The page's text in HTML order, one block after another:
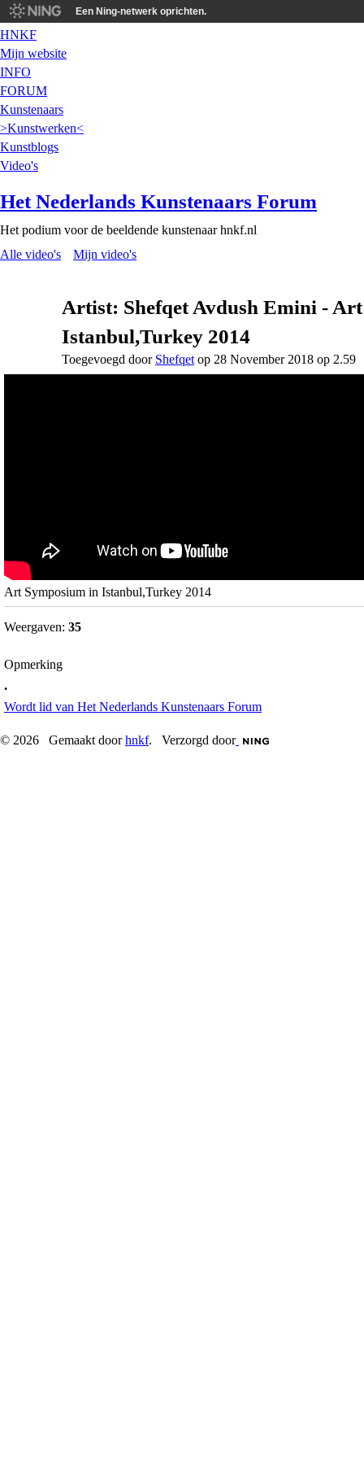
Een Ning-netwerk oprichten.
HNKF
Mijn website
INFO
FORUM
Kunstenaars
>Kunstwerken<
Kunstblogs
Video's
Het Nederlands Kunstenaars Forum
Het podium voor de beeldende kunstenaar hnkf.nl
Alle video's
Mijn video's
Artist: Shefqet Avdush Emini -
Istanbul,Turkey 2014
Toegevoegd door Shefqet op 28 November 2018 op 2.59
Art Symposium in Istanbul,Turkey 2014
Weergaven: 35
Opmerking
.
Wordt lid van Het Nederlands Kunstenaars Forum
© 2026 Gemaakt doorhnkf. Verzorgd door